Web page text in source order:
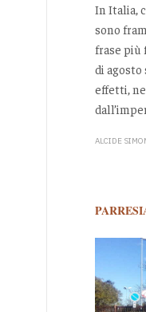
In Italia,
sono
frase
di agosto
effetti,
ALCIDE